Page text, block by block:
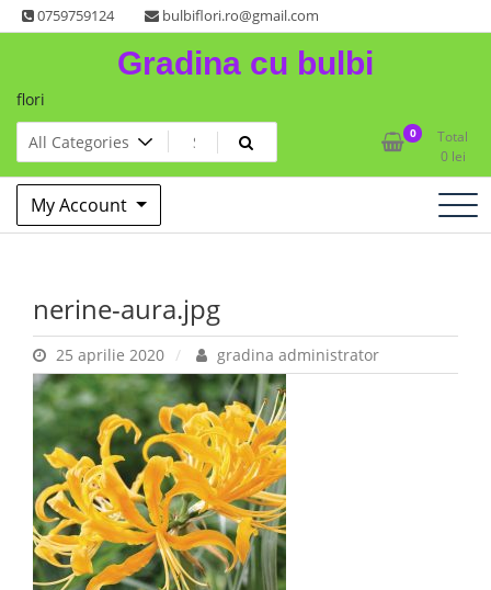
Skip
to
0759759124 bulbiflori.ro@gmail.com
Gradina cu bulbi
flori
0
Total
0 lei
My Account
nerine-aura.jpg
25 aprilie 2020 gradina administrator